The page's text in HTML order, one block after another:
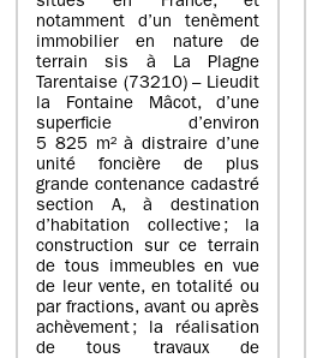
notamment d’un tenèment
immobilier en nature de
terrain sis à La Plagne
Tarentaise (73210) – Lieudit
la Fontaine Mâcot, d’une
superficie d’environ
5 825 m² à distraire d’une
unité foncière de plus
grande contenance cadastré
section A, à destination
d’habitation collective ; la
construction sur ce terrain
de tous immeubles en vue
de leur vente, en totalité ou
par fractions, avant ou après
achèvement ; la réalisation
de tous travaux de